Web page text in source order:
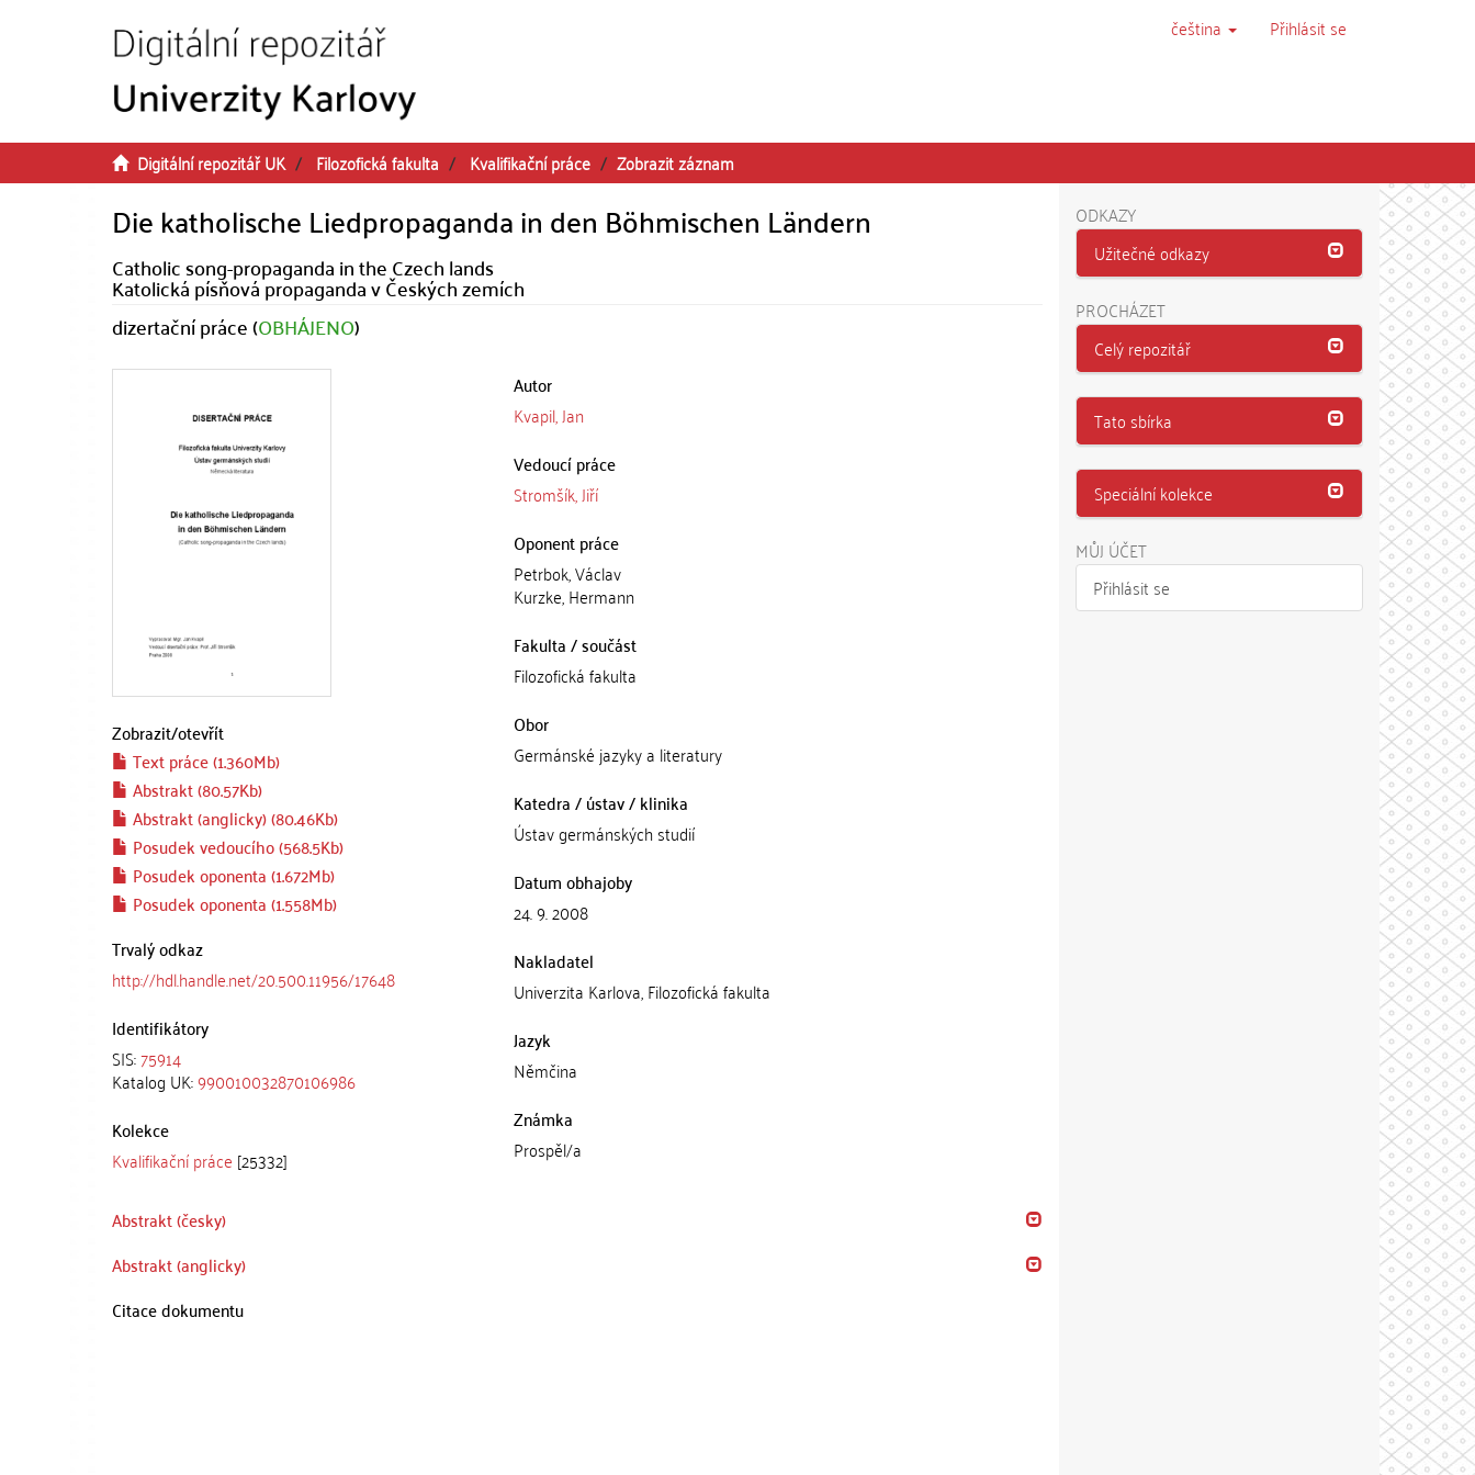
čeština Přihlásit se
Digitální repozitář UK Filozofická fakulta Kvalifikační práce Zobrazit záznam
Die katholische Liedpropaganda in den Böhmischen Ländern
Catholic song-propaganda in the Czech lands
Katolická písňová propaganda v Českých zemích
dizertační práce (OBHÁJENO)
Zobrazit/otevřít
Text práce (1.360Mb)
Abstrakt (80.57Kb)
Abstrakt (anglicky) (80.46Kb)
Posudek vedoucího (568.5Kb)
Posudek oponenta (1.672Mb)
Posudek oponenta (1.558Mb)
Trvalý odkaz
http://hdl.handle.net/20.500.11956/17648
Identifikátory
SIS:75914
Katalog UK:990010032870106986
Kolekce
Kvalifikační práce [25332]
Autor
Kvapil, Jan
Vedoucí práce
Stromšík, Jiří
Oponent práce
Petrbok, Václav
Kurzke, Hermann
Fakulta / součást
Filozofická fakulta
Obor
Germánské jazyky a literatury
Katedra / ústav / klinika
Ústav germánských studií
Datum obhajoby
24. 9. 2008
Nakladatel
Univerzita Karlova, Filozofická fakulta
Jazyk
Němčina
Známka
Prospěl/a
Abstrakt (česky)
Abstrakt (anglicky)
Citace dokumentu
ODKAZY
Užitečné odkazy
PROCHÁZET
Celý repozitář
Tato sbírka
Speciální kolekce
MŮJ ÚČET
Přihlásit se